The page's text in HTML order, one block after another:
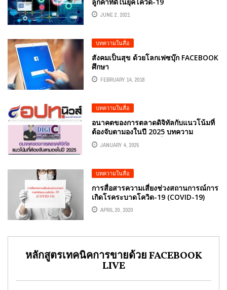
JUNE 2, 2021
บทความในสื่อ
สังคมเป็นสุข ด้วยโลกเฟซบุ๊ก FACEBOOK
ศึกษา
FEBRUARY 14, 2018
บทความในสื่อ
อนาคตของการตลาดดิจิทัลกับแนวโน้มที่
ต้องจับตามองในปี 2025 บทความ
หนังสือพิมพ์ อปท.นิวส์ โดย อ.ดร.ต้นรัก
ธวัชชัย สุขสีดา อาจารย์ ผู้ทรงคุณวุฒิและ
ด้านดิจิทัล SCB BUSINESS CENTER
ธนาคารไทยพาณิชย์
JANUARY 4, 2025
บทความในสื่อ
การสื่อสารความเสี่ยงช่วงสถานการณ์การ
เกิดโรคระบาดโควิด-19 (COVID-19)
APRIL 20, 2020
หลักสูตรเทคนิคการขายด้วย FACEBOOK
LIVE